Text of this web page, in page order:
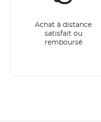
Achat à distance
satisfait ou
remboursé